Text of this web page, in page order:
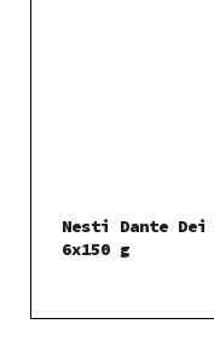
Nesti Dante
6x150 g